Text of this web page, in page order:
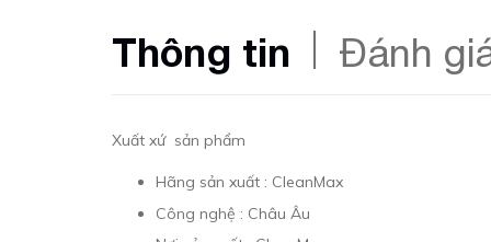
Thông tin Đánh
Xuất xứ sản phẩm
Hãng sản xuất : CleanMax
Công nghệ : Châu Âu